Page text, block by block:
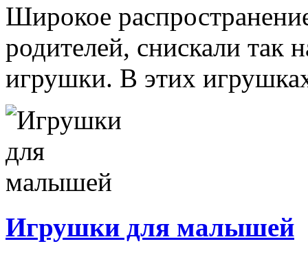
Широкое
родителей, снискали так
игрушки. В этих
Игрушки для малышей